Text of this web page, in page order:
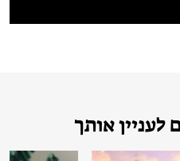
לעניין אותך